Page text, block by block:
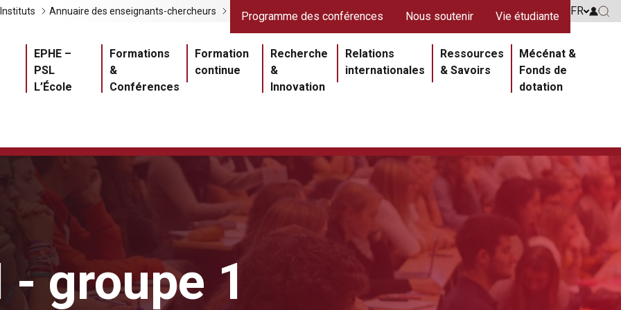
Navigation principale
EPHE –
PSL
L’École
Formations
&
Conférences
Formation
continue
Recherche
&
Innovation
Relations
internationales
Ressources
& Savoirs
Mécénat &
Fonds de
dotation
Liens gris
Instituts Annuaire des enseignants-chercheurs Liens rouges
Programme des conférences Nous soutenir Vie étudiante FR Go to
Go
Master Section
groupe 1